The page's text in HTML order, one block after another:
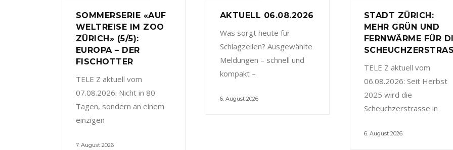
SOMMERSERIE «AUF
WELTREISE IM ZOO
ZÜRICH» (5/5):
EUROPA – DER
FISCHOTTER
TELE Z aktuell vom
07.08.2026: Nicht in 80
Tagen, sondern an einem
einzigen
7. August 2026
AKTUELL 06.08.2026
Was sorgt heute für
Schlagzeilen? Ausgewählte
Meldungen – schnell und
kompakt –
6. August 2026
STADT ZÜRICH:
MEHR GRÜN UND
FERNWÄRME FÜR
TELE Z aktuell vom
06.08.2026: Seit Herbst
2025 wird die
Scheuchzerstrasse in
6. August 2026